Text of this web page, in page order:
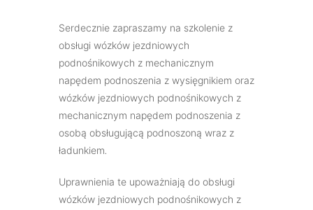
Serdecznie zapraszamy na szkolenie z
obsługi wózków jezdniowych
podnośnikowych z mechanicznym
napędem podnoszenia z wysięgnikiem oraz
wózków jezdniowych podnośnikowych z
mechanicznym napędem podnoszenia z
osobą obsługującą podnoszoną wraz z
ładunkiem.
Uprawnienia te upoważniają do obsługi
wózków jezdniowych podnośnikowych z